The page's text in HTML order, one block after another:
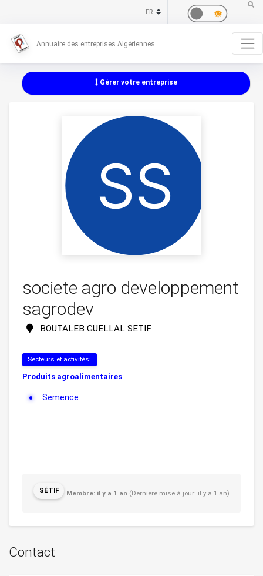
Annuaire des entreprises Algériennes
Gérer votre entreprise
societe agro developpement
sagrodev
BOUTALEB GUELLAL SETIF
Secteurs et activités:
Produits agroalimentaires
Semence
SÉTIF Membre: il y a 1 an (Dernière mise à jour: il y a 1 an)
Contact